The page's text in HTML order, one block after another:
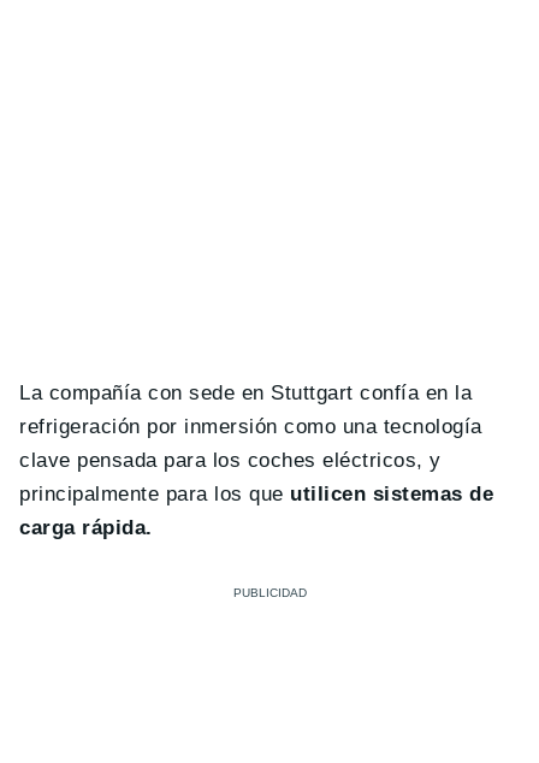
La compañía con sede en Stuttgart confía en la
refrigeración por inmersión como una tecnología
clave pensada para los coches eléctricos, y
principalmente para los que utilicen sistemas de
carga rápida.